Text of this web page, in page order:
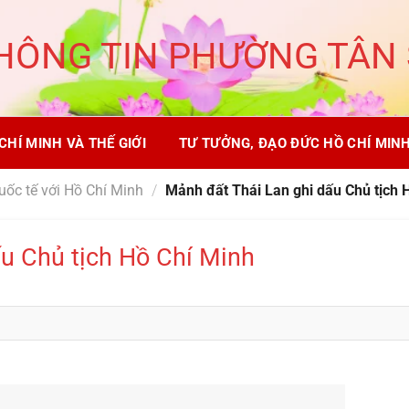
TIN PHƯỜNG
MINH VÀ THẾ GIỚI TƯ TƯỞNG, ĐẠO ĐỨC HỒ CHÍ
tế với Hồ Chí Minh / Mảnh đất Thái Lan ghi dấu Chủ tịch
Chủ tịch Hồ Chí Minh